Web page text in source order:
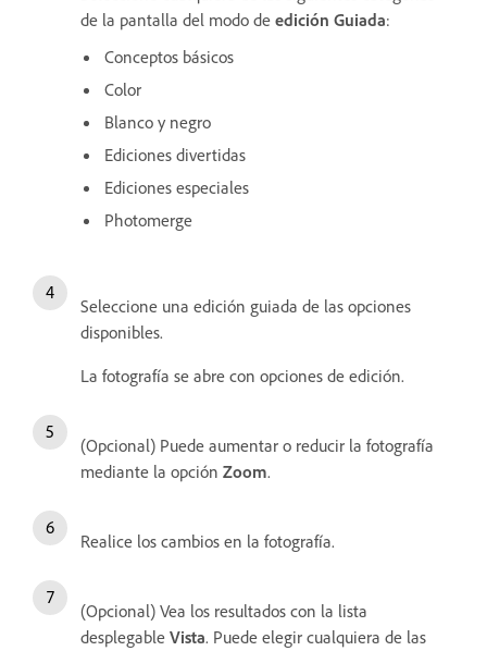
de la pantalla del modo de edición Guiada:
Conceptos básicos
Color
Blanco y negro
Ediciones divertidas
Ediciones especiales
Photomerge
Seleccione una edición guiada de las opciones
disponibles.
La fotografía se abre con opciones de edición.
(Opcional) Puede aumentar o reducir la fotografía
mediante la opción Zoom.
Realice los cambios en la fotografía.
(Opcional) Vea los resultados con la lista
desplegable Vista. Puede elegir cualquiera de las